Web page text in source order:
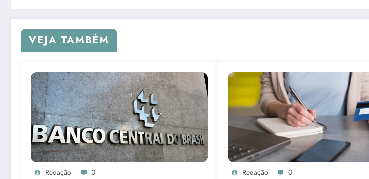
VEJA TAMBÉM
Redação 0 Redação 0